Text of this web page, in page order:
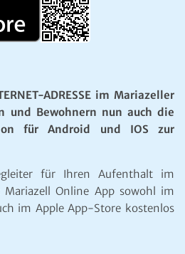
ADRESSE im Mariazeller
und Bewohnern nun auch die
für Android und IOS zur
für Ihren Aufenthalt im
Online App sowohl im
im Apple App-Store kostenlos